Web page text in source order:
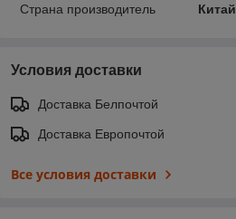
Страна производитель Китай
Условия доставки
Доставка Белпочтой
Доставка Европочтой
Все условия доставки